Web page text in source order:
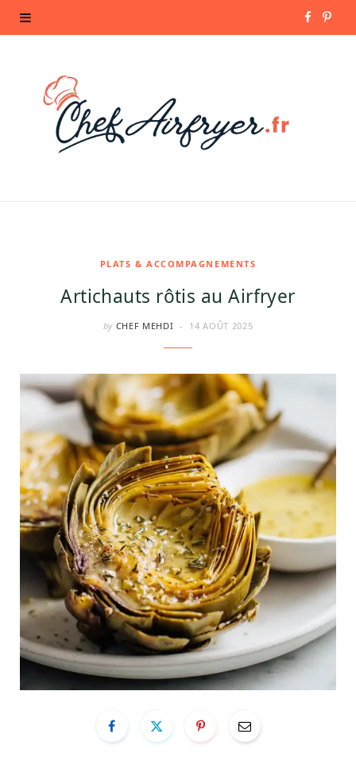
P
PLATS & ACCOMPAGNEMENTS
Artichauts rôtis au Airfryer
by CHEF MEHDI 14 AOÛT 2025